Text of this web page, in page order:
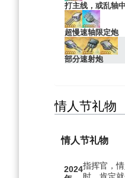
打主线，或乱轴
超慢速轴限定炮
部分速射炮
情人节礼物
情人节礼物
2024指挥官，